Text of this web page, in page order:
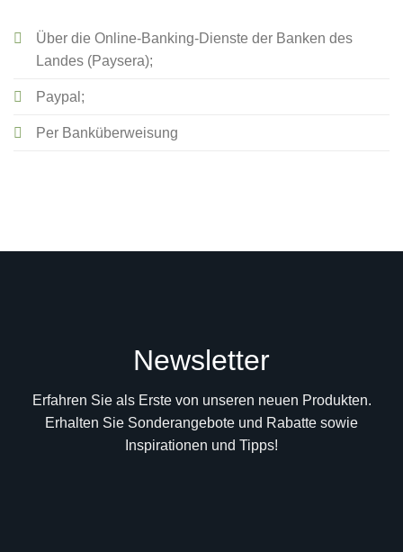
Über die Online-Banking-Dienste der Banken des
Landes (Paysera);
Paypal;
Per Banküberweisung
Newsletter
Erfahren Sie als Erste von unseren neuen Produkten.
Erhalten Sie Sonderangebote und Rabatte sowie
Inspirationen und Tipps!